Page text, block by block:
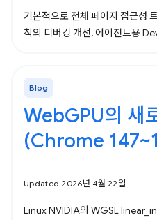
기본적으로 전체 페이지 접근성
칙의 디버깅 개선, 에이전트용
Blog
WebGPU의 새
(Chrome
Updated 2026년 4월 22일
Linux NVIDIA의 WGSL